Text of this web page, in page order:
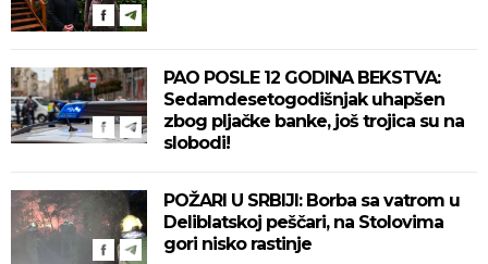
PAO POSLE 12 GODINA BEKSTVA:
Sedamdesetogodišnjak uhapšen
zbog pljačke banke, još trojica su na
slobodi!
POŽARI U SRBIJI: Borba sa vatrom u
Deliblatskoj peščari, na Stolovima
gori nisko rastinje